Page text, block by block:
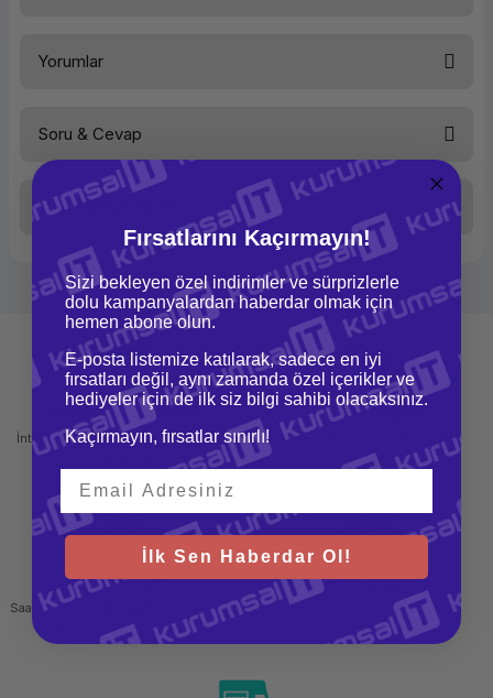
Yorumlar
Yorum Yaz
Soru & Cevap
Ürün hakkında henüz soru sorulmamış.
Soru Sor
Taksit Seçenekleri
Mağazadan Teslimat
İnternetten sipariş et ve mağazadan
İade ve Değişim
Kolay iade ve değişim imkanı
Hızlı Gönderi
Saat 15.00'a kadar yapılan siparişlerde
aynı gün kargo imkanı
Güvenli Alışveriş
256 bit SSL sertifikası
Fırsatlarını Kaçırmayın!
Sizi bekleyen özel indirimler ve sürprizlerle
dolu kampanyalardan haberdar olmak için
hemen abone olun.
E-posta listemize katılarak, sadece en iyi
fırsatları değil, aynı zamanda özel içerikler ve
hediyeler için de ilk siz bilgi sahibi olacaksınız.
Kaçırmayın, fırsatlar sınırlı!
İlk Sen Haberdar Ol!